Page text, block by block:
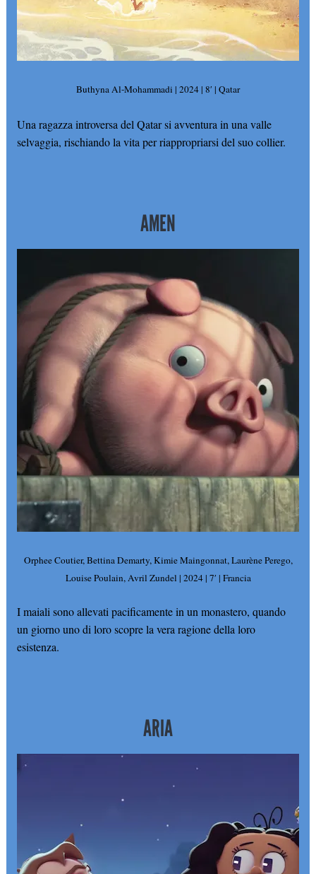
Buthyna Al-Mohammadi | 2024 | 8′ | Qatar
Una ragazza introversa del Qatar si avventura in una valle
selvaggia, rischiando la vita per riappropriarsi del suo collier.
AMEN
Orphee Coutier, Bettina Demarty, Kimie Maingonnat, Laurène Perego,
Louise Poulain, Avril Zundel | 2024 | 7′ | Francia
I maiali sono allevati pacificamente in un monastero, quando
un giorno uno di loro scopre la vera ragione della loro
esistenza.
ARIA